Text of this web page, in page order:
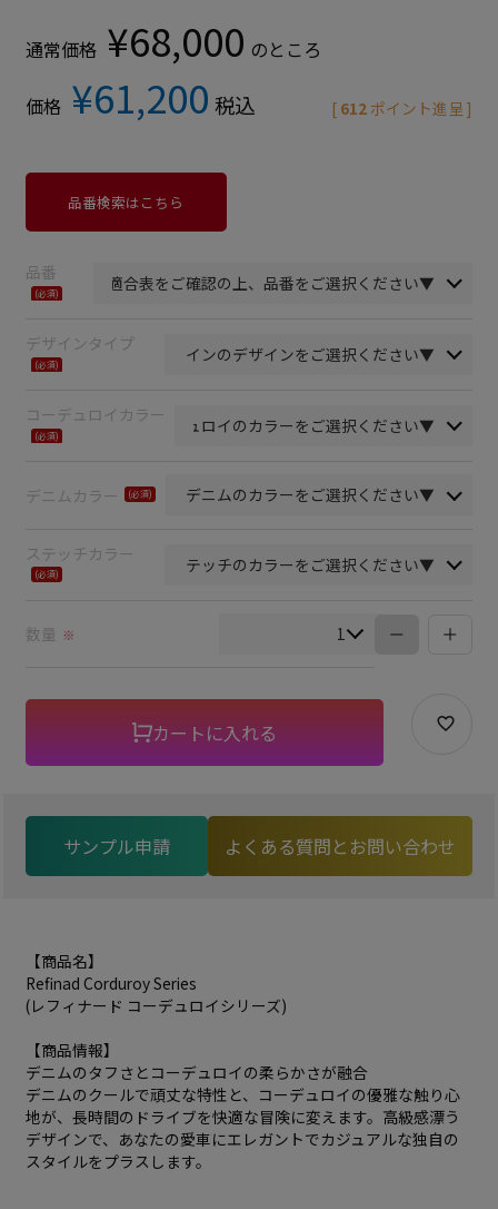
通常価格 ¥68,000 のところ
価格 ¥61,200 税込 [ 612 ポイント進呈 ]
品番検索はこちら
品番
デザインタイプ
コーデュロイカラー
デニムカラー
ステッチカラー
数量 ※
カートに入れる
サンプル申請 よくある質問とお問い合わせ
【商品名】
Refinad Corduroy Series
(レフィナード コーデュロイシリーズ)
【商品情報】
デニムのタフさとコーデュロイの柔らかさが融合
デニムのクールで頑丈な特性と、コーデュロイの優雅な触り心
地が、長時間のドライブを快適な冒険に変えます。高級感漂う
デザインで、あなたの愛車にエレガントでカジュアルな独自の
スタイルをプラスします。